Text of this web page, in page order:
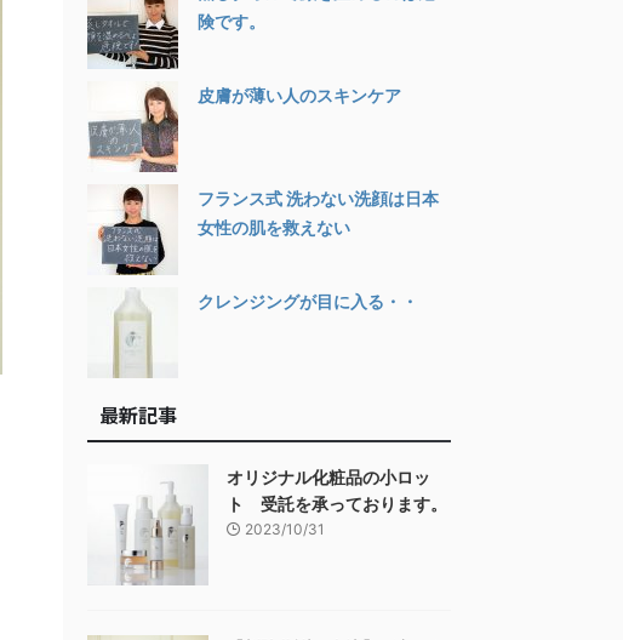
険です。
皮膚が薄い人のスキンケア
フランス式 洗わない洗顔は日本
女性の肌を救えない
クレンジングが目に入る・・
最新記事
オリジナル化粧品の小ロッ
ト 受託を承っております。
2023/10/31